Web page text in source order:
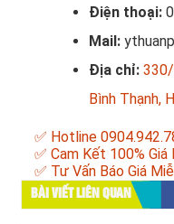
Điện thoại:
Mail:
Địa chỉ:
Bình Thạnh,
✅ Hotline
✅ Cam Kết 100% Giá
✅ Tư Vấn Báo Giá
BÀI VIẾT LIÊN QUAN